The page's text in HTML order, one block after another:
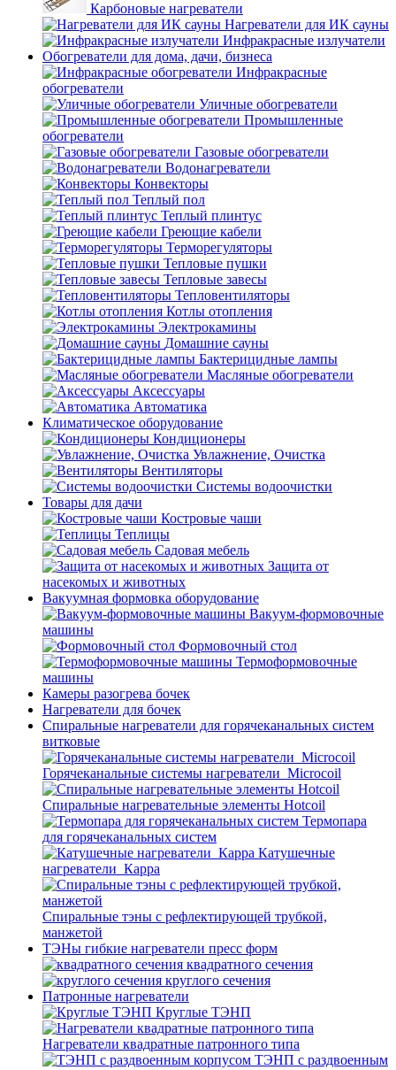
Карбоновые нагреватели
Нагреватели для ИК сауны
Инфракрасные излучатели
Обогреватели для дома, дачи, бизнеса
Инфракрасные
обогреватели
Уличные обогреватели
Промышленные
обогреватели
Газовые обогреватели
Водонагреватели
Конвекторы
Теплый пол
Теплый плинтус
Греющие кабели
Терморегуляторы
Тепловые пушки
Тепловые завесы
Тепловентиляторы
Котлы отопления
Электрокамины
Домашние сауны
Бактерицидные лампы
Масляные обогреватели
Аксессуары
Автоматика
Климатическое оборудование
Кондиционеры
Увлажнение, Очистка
Вентиляторы
Системы водоочистки
Товары для дачи
Костровые чаши
Теплицы
Садовая мебель
Защита от
насекомых и животных
Вакуумная формовка оборудование
Вакуум-формовочные
машины
Формовочный стол
Термоформовочные
машины
Камеры разогрева бочек
Нагреватели для бочек
Спиральные нагреватели для горячеканальных систем
витковые
Горячеканальные системы нагреватели_Microcoil
Спиральные нагревательные элементы Hotcoil
Термопара
для горячеканальных систем
Катушечные
нагреватели_Карра
Спиральные тэны с рефлектирующей трубкой,
манжетой
ТЭНы гибкие нагреватели пресс форм
квадратного сечения
круглого сечения
Патронные нагреватели
Круглые ТЭНП
Нагреватели квадратные патронного типа
ТЭНП с раздвоенным